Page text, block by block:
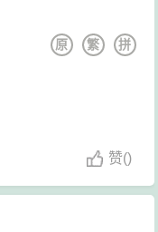
拼
繁
原
赞()